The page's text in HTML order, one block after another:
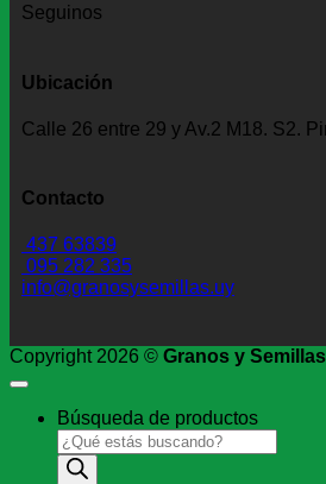
Seguinos
Ubicación
Calle 26 entre 29 y Av.2 M18. S2.
Contacto
437 63839
095 282 335
info@granosysemillas.uy
Copyright 2026 © Granos y Semillas
Búsqueda de productos